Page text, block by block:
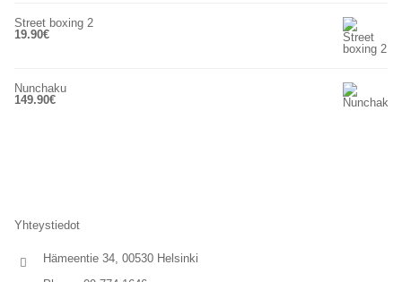
Street boxing 2
19.90€
Nunchaku
149.90€
Yhteystiedot
Hämeentie 34, 00530 Helsinki